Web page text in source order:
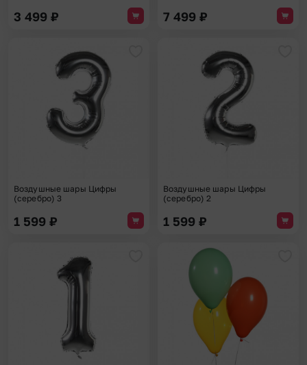
3 499 ₽ 7 499 ₽
Добавить в избранное
Воздушные шары Цифры
(серебро) 3
1 599 ₽
Воздушные шары Цифры
(серебро) 2
1 599 ₽
Добавить в избранное